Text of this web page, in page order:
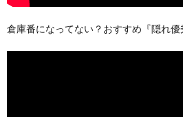
倉庫番になってない？おすすめ『隠れ優